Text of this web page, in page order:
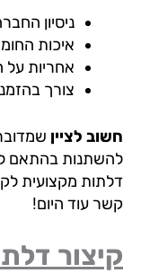
ניסיון החברה
איכות
אחריות על
צורך בהזמנת
לציין שמדובר
בהתאם
מקצועית לקבלת
עוד היום!
דלת